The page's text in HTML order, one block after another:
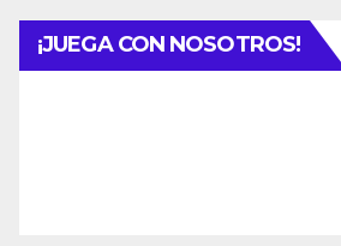
¡JUEGA CON NOSOTROS!